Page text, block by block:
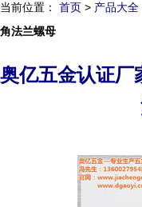
当前位置： 首页 > 产品大全
角法兰螺母
奥亿五金认证厂